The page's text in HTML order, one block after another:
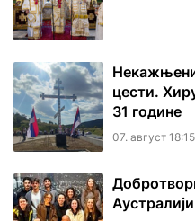
Некажњени
цести.
31 године
07. август 18:15